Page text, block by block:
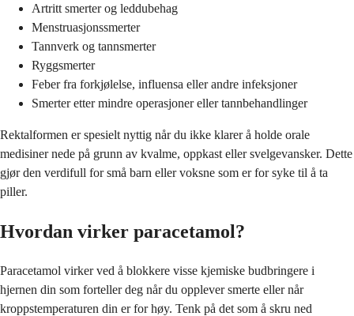
Artritt smerter og leddubehag
Menstruasjonssmerter
Tannverk og tannsmerter
Ryggsmerter
Feber fra forkjølelse, influensa eller andre infeksjoner
Smerter etter mindre operasjoner eller tannbehandlinger
Rektalformen er spesielt nyttig når du ikke klarer å holde orale
medisiner nede på grunn av kvalme, oppkast eller svelgevansker. Dette
gjør den verdifull for små barn eller voksne som er for syke til å ta
piller.
Hvordan virker paracetamol?
Paracetamol virker ved å blokkere visse kjemiske budbringere i
hjernen din som forteller deg når du opplever smerte eller når
kroppstemperaturen din er for høy. Tenk på det som å skru ned